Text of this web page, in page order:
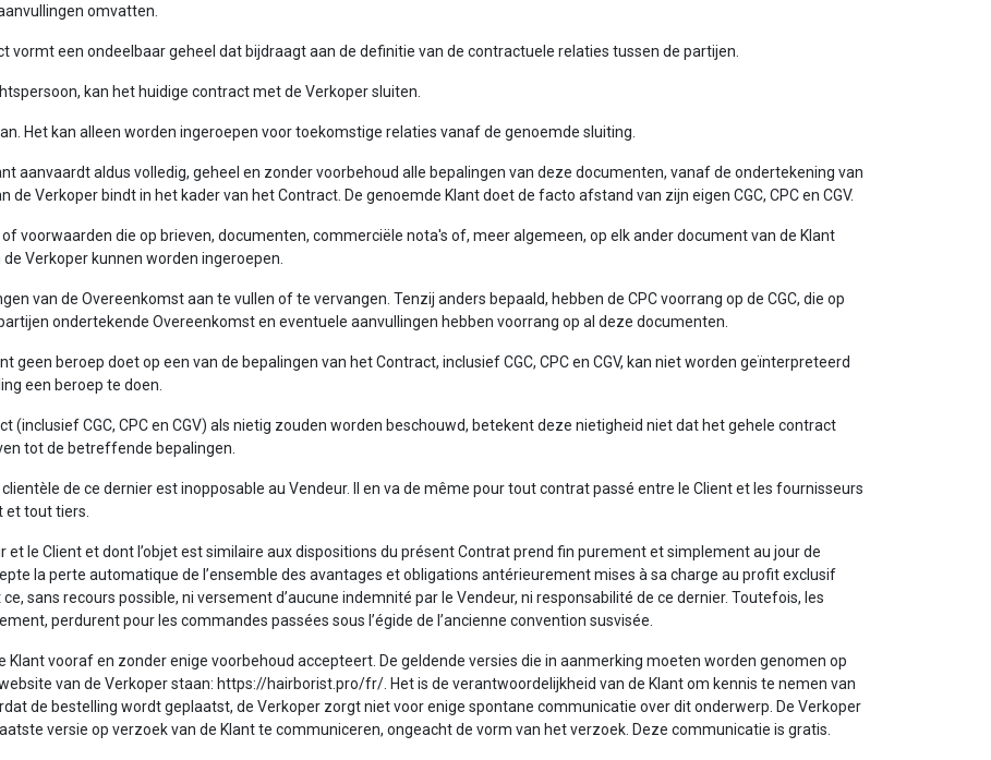
omvatten.
vormt een ondeelbaar geheel dat bijdraagt aan de definitie van de contractuele relaties tussen de partijen.
kan het huidige contract met de Verkoper sluiten.
Het kan alleen worden ingeroepen voor toekomstige relaties vanaf de genoemde sluiting.
aanvaardt aldus volledig, geheel en zonder voorbehoud alle bepalingen van deze documenten, vanaf de ondertekening van
Verkoper bindt in het kader van het Contract. De genoemde Klant doet de facto afstand van zijn eigen CGC, CPC en CGV.
voorwaarden die op brieven, documenten, commerciële nota's of, meer algemeen, op elk ander document van de Klant
Verkoper kunnen worden ingeroepen.
van de Overeenkomst aan te vullen of te vervangen. Tenzij anders bepaald, hebben de CPC voorrang op de CGC, die op
ondertekende Overeenkomst en eventuele aanvullingen hebben voorrang op al deze documenten.
geen beroep doet op een van de bepalingen van het Contract, inclusief CGC, CPC en CGV, kan niet worden geïnterpreteerd
een beroep te doen.
(inclusief CGC, CPC en CGV) als nietig zouden worden beschouwd, betekent deze nietigheid niet dat het gehele contract
tot de betreffende bepalingen.
de ce dernier est inopposable au Vendeur. Il en va de même pour tout contrat passé entre le Client et les fournisseurs
et tout tiers.
le Client et dont l’objet est similaire aux dispositions du présent Contrat prend fin purement et simplement au jour de
la perte automatique de l’ensemble des avantages et obligations antérieurement mises à sa charge au profit exclusif
sans recours possible, ni versement d’aucune indemnité par le Vendeur, ni responsabilité de ce dernier. Toutefois, les
perdurent pour les commandes passées sous l’égide de l’ancienne convention susvisée.
Klant vooraf en zonder enige voorbehoud accepteert. De geldende versies die in aanmerking moeten worden genomen op
van de Verkoper staan: https://hairborist.pro/fr/. Het is de verantwoordelijkheid van de Klant om kennis te nemen van
de bestelling wordt geplaatst, de Verkoper zorgt niet voor enige spontane communicatie over dit onderwerp. De Verkoper
versie op verzoek van de Klant te communiceren, ongeacht de vorm van het verzoek. Deze communicatie is gratis.